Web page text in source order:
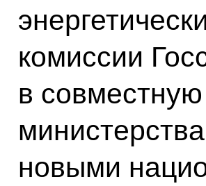
комиссии
в
новыми